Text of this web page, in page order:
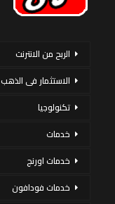
الربح من الانترنت
الاستثمار فى الذهب
تكنولوجيا
خدمات
خدمات اورنج
خدمات فودافون